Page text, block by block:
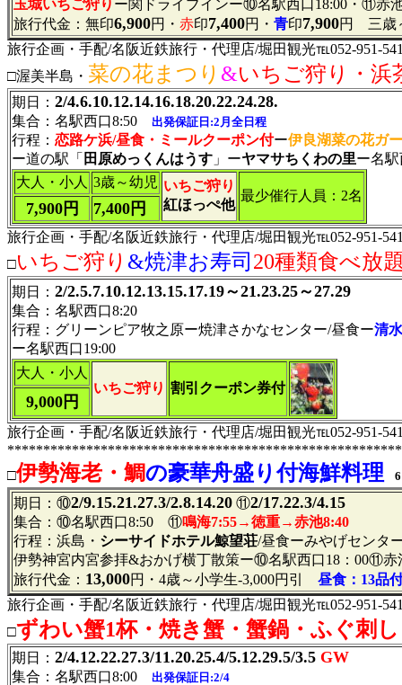
玉城いちご狩り ー関ドライブインー⑩名駅西口18:00・⑪赤
旅行代金：無印6,900円・ 赤印7,400円・ 青印7,900円 三歳
旅行企画・手配/名阪近鉄旅行・代理店/堀田観光℡052-951-
□渥美半島・ 菜の花まつり &いちご狩り・浜
期日： 2/4.6.10.12.14.16.18.20.22.24.28.
集合：名駅西口8:50 出発保証日:2月全日程
行程： 恋路ケ浜/昼食・ミールクーポン付ー伊良湖菜の花ガ
ー道の駅「 田原めっくんはうす 」ーヤマサちくわの里ー名駅
大人・小人 3歳～幼児 いちご狩り
紅ほっぺ他
最少催行人員：2名
7,900円 7,400円
旅行企画・手配/名阪近鉄旅行・代理店/堀田観光℡052-951-
□いちご狩り &焼津お寿司 20種類食べ放
期日： 2/2.5.7.10.12.13.15.17.19～21.23.25～27.29
集合：名駅西口8:20
行程： グリーンピア牧之原ー焼津さかなセンター/昼食ー清
ー名駅西口19:00
大人・小人
いちご狩り 割引クーポン券付
9,000円
旅行企画・手配/名阪近鉄旅行・代理店/堀田観光℡052-951-
□伊勢海老・鯛の豪華舟盛り付海鮮料理
期日：⑩2/9.15.21.27.3/2.8.14.20 ⑪2/17.22.3/4.15
集合：⑩名駅西口8:50 ⑪鳴海7:55→徳重→赤池8:40
行程：浜島・ シーサイドホテル鯨望荘/昼食ーみやげセンタ
伊勢神宮内宮参拝&おかげ横丁散策ー⑩名駅西口18：00⑪
旅行代金： 13,000円・4歳～小学生-3,000円引
昼食：13品
旅行企画・手配/名阪近鉄旅行・代理店/堀田観光℡052-951-
□ずわい蟹1杯・焼き蟹・蟹鍋・ふぐ刺
期日： 2/4.12.22.27.3/11.20.25.4/5.12.29.5/3.5 GW
集合：名駅西口8:00 出発保証日:2/4